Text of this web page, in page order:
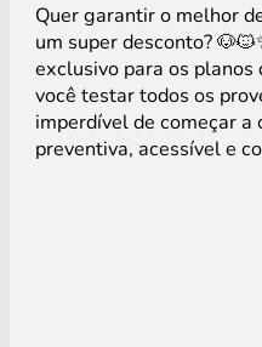
Quer garantir o melhor
um super desconto?
exclusivo para os planos
você testar todos os
imperdível de começar a
preventiva, acessível e